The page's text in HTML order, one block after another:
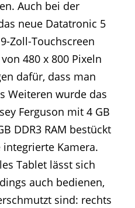
Auch bei der
neue Datatronic 5
Zoll-Touchscreen
480 x 800 Pixeln
dafür, dass man
Weiteren wurde das
Ferguson mit 4 GB
DDR3 RAM bestückt
Kamera.
Tablet lässt sich
auch bedienen,
sind: rechts